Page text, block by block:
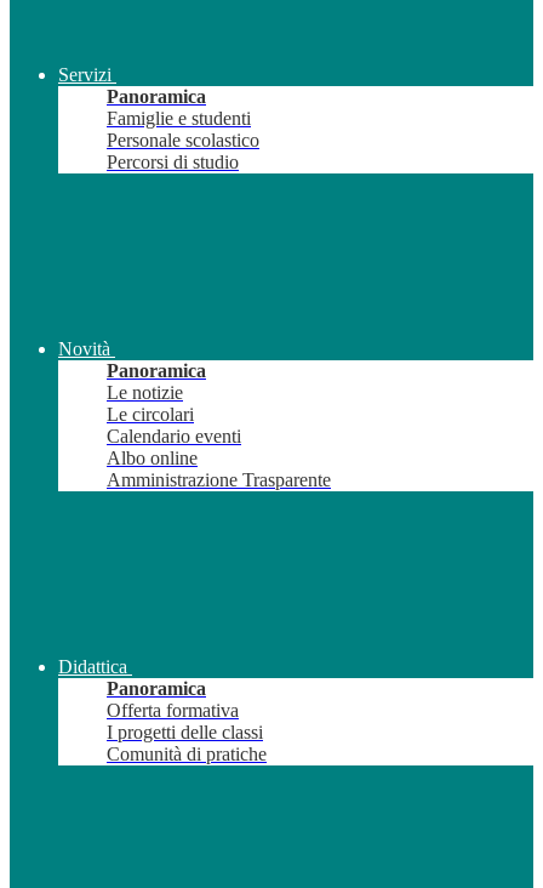
Servizi
Panoramica
Famiglie e studenti
Personale scolastico
Percorsi di studio
Novità
Panoramica
Le notizie
Le circolari
Calendario eventi
Albo online
Amministrazione Trasparente
Didattica
Panoramica
Offerta formativa
I progetti delle classi
Comunità di pratiche